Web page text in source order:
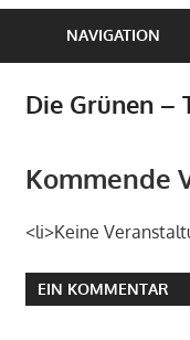
NAVIGATION
Die Grünen –
Kommende
<li>Keine
EIN KOMMENTAR